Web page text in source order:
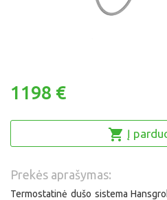
1198 €
Į
Prekės aprašymas:
Termostatinė dušo sistema